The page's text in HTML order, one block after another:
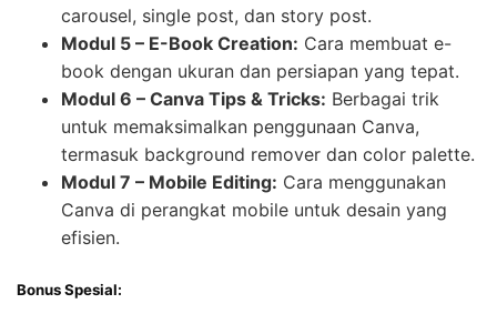
carousel, single post, dan story post.
Modul 5 – E-Book Creation: Cara membuat e-
book dengan ukuran dan persiapan yang tepat.
Modul 6 – Canva Tips & Tricks: Berbagai trik
untuk memaksimalkan penggunaan Canva,
termasuk background remover dan color palette.
Modul 7 – Mobile Editing: Cara menggunakan
Canva di perangkat mobile untuk desain yang
efisien.
Bonus Spesial: